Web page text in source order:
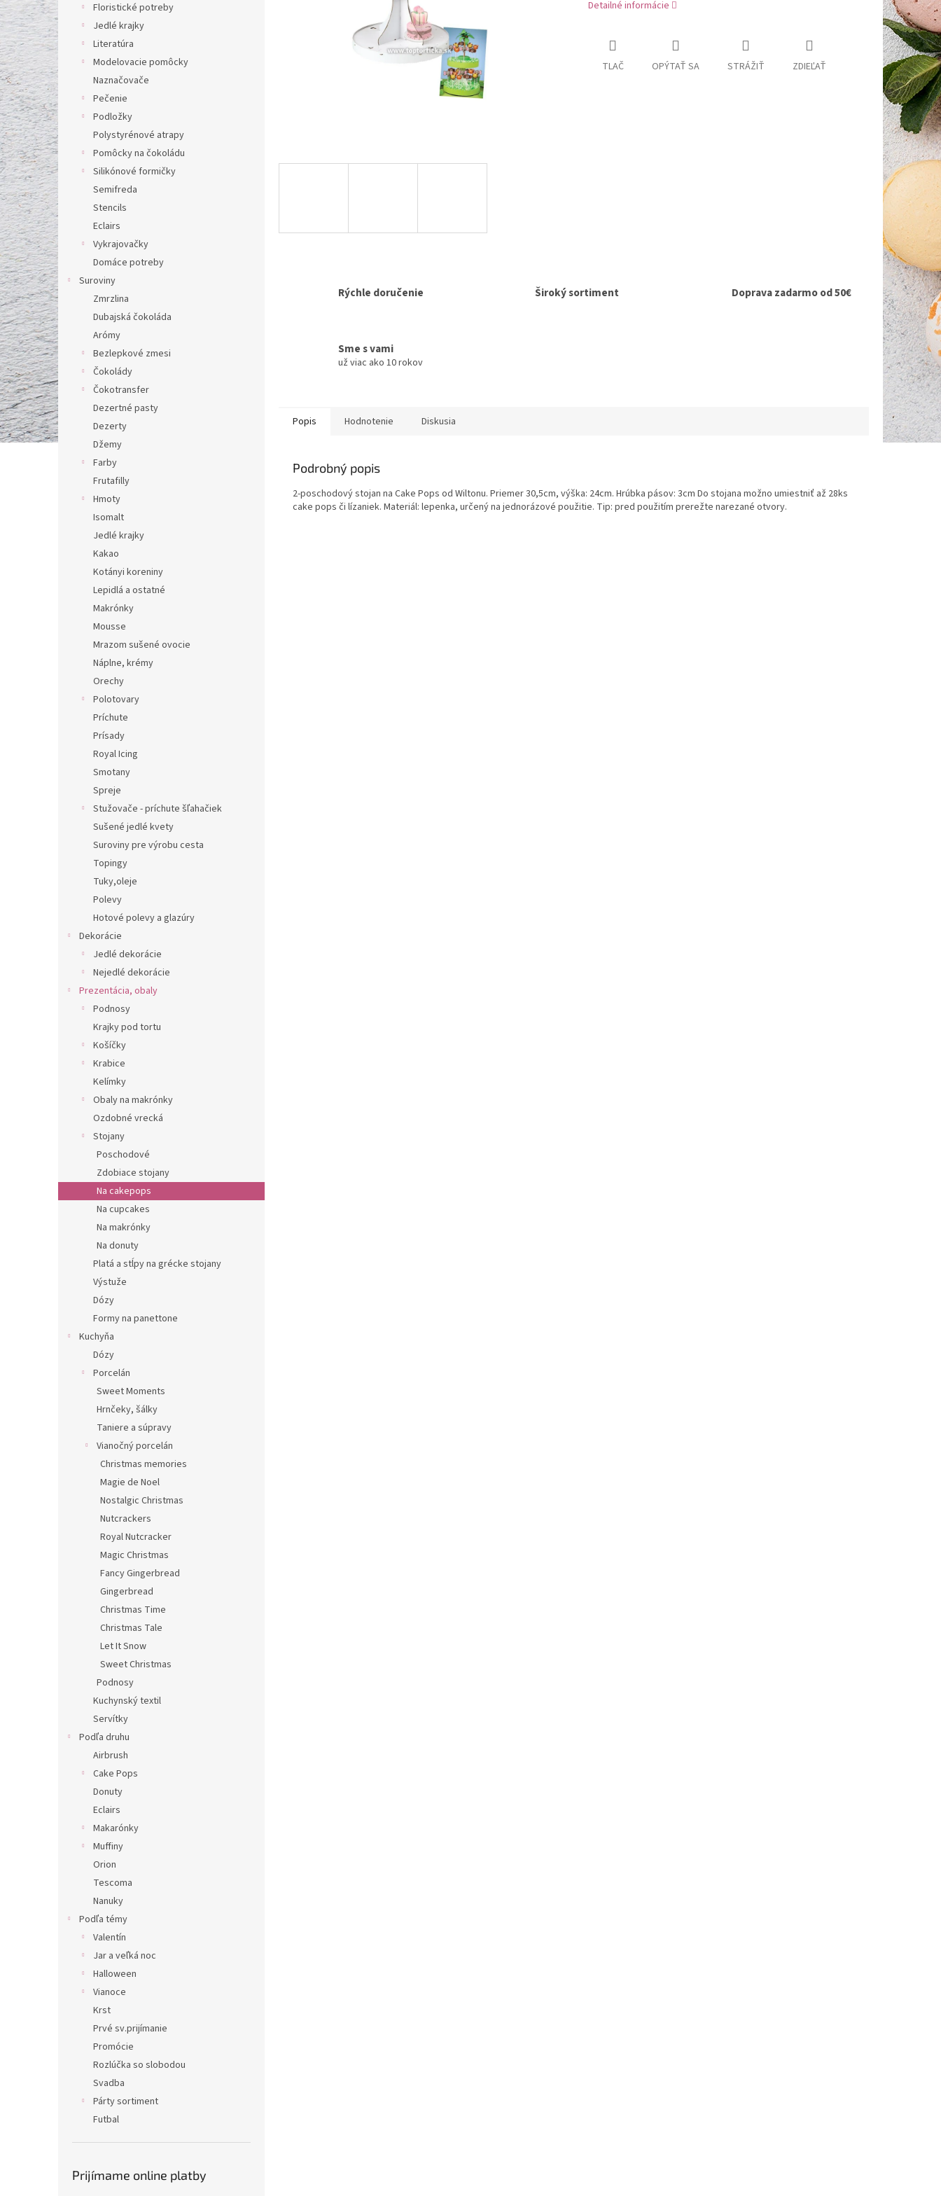
Floristické potreby
Jedlé krajky
Literatúra
Modelovacie pomôcky
Naznačovače
Pečenie
Podložky
Polystyrénové atrapy
Pomôcky na čokoládu
Silikónové formičky
Semifreda
Stencils
Eclairs
Vykrajovačky
Domáce potreby
Suroviny
Zmrzlina
Dubajská čokoláda
Arómy
Bezlepkové zmesi
Čokolády
Čokotransfer
Dezertné pasty
Dezerty
Džemy
Farby
Frutafilly
Hmoty
Isomalt
Jedlé krajky
Kakao
Kotányi koreniny
Lepidlá a ostatné
Makrónky
Mousse
Mrazom sušené ovocie
Náplne, krémy
Orechy
Polotovary
Príchute
Prísady
Royal Icing
Smotany
Spreje
Stužovače - príchute šľahačiek
Sušené jedlé kvety
Suroviny pre výrobu cesta
Topingy
Tuky,oleje
Polevy
Hotové polevy a glazúry
Dekorácie
Jedlé dekorácie
Nejedlé dekorácie
Prezentácia, obaly
Podnosy
Krajky pod tortu
Košíčky
Krabice
Kelímky
Obaly na makrónky
Ozdobné vrecká
Stojany
Poschodové
Zdobiace stojany
Na cakepops
Na cupcakes
Na makrónky
Na donuty
Platá a stĺpy na grécke stojany
Výstuže
Dózy
Formy na panettone
Kuchyňa
Dózy
Porcelán
Sweet Moments
Hrnčeky, šálky
Taniere a súpravy
Vianočný porcelán
Christmas memories
Magie de Noel
Nostalgic Christmas
Nutcrackers
Royal Nutcracker
Magic Christmas
Fancy Gingerbread
Gingerbread
Christmas Time
Christmas Tale
Let It Snow
Sweet Christmas
Podnosy
Kuchynský textil
Servítky
Podľa druhu
Airbrush
Cake Pops
Donuty
Eclairs
Makarónky
Muffiny
Orion
Tescoma
Nanuky
Podľa témy
Valentín
Jar a veľká noc
Halloween
Vianoce
Krst
Prvé sv.prijímanie
Promócie
Rozlúčka so slobodou
Svadba
Párty sortiment
Futbal
Prijímame online platby
Detailné informácie
TLAČ OPÝTAŤ SA STRÁŽIŤ ZDIEĽAŤ
Rýchle doručenie Široký sortiment Doprava zadarmo od 50€
Sme s vami
už viac ako 10 rokov
Popis Hodnotenie Diskusia
Podrobný popis
2-poschodový stojan na Cake Pops od Wiltonu. Priemer 30,5cm, výška: 24cm. Hrúbka pásov: 3cm Do stojana možno umiestniť až 28ks
cake pops či lízaniek. Materiál: lepenka, určený na jednorázové použitie. Tip: pred použitím prerežte narezané otvory.